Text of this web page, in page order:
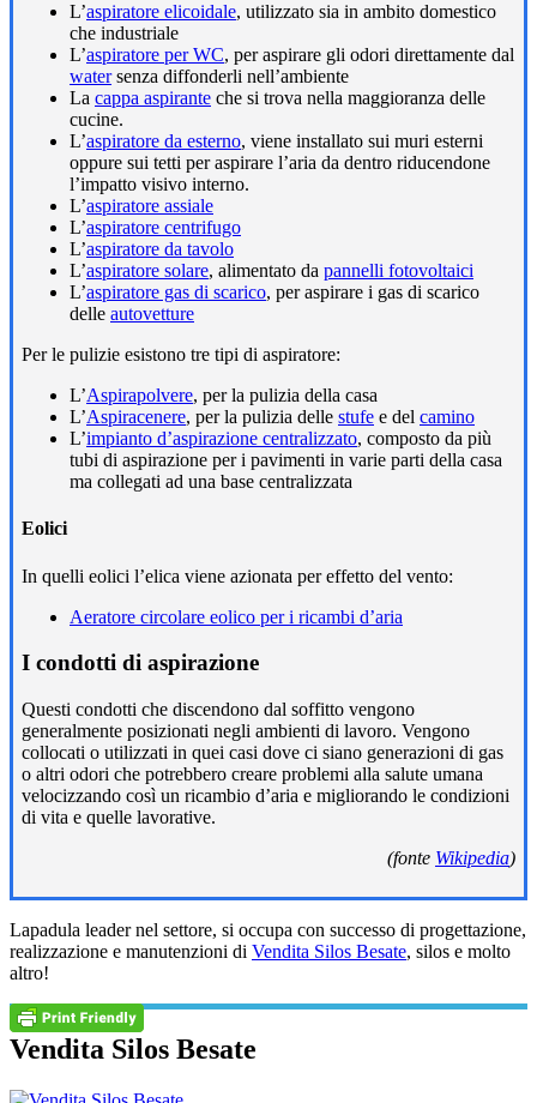
L’aspiratore elicoidale, utilizzato sia in ambito domestico
che industriale
L’aspiratore per WC, per aspirare gli odori direttamente dal
watersenza diffonderli nell’ambiente
La cappa aspirante che si trova nella maggioranza delle
cucine.
L’aspiratore da esterno, viene installato sui muri esterni
oppure sui tetti per aspirare l’aria da dentro riducendone
l’impatto visivo interno.
L’aspiratore assiale
L’aspiratore centrifugo
L’aspiratore da tavolo
L’aspiratore solare, alimentato da pannelli fotovoltaici
L’aspiratore gas di scarico, per aspirare i gas di scarico
delle autovetture
Per le pulizie esistono tre tipi di aspiratore:
L’Aspirapolvere, per la pulizia della casa
L’Aspiracenere, per la pulizia delle stufe e del camino
L’impianto d’aspirazione centralizzato, composto da più
tubi di aspirazione per i pavimenti in varie parti della casa
ma collegati ad una base centralizzata
Eolici
In quelli eolici l’elica viene azionata per effetto del vento:
Aeratore circolare eolico per i ricambi d’aria
I condotti di aspirazione
Questi condotti che discendono dal soffitto vengono
generalmente posizionati negli ambienti di lavoro. Vengono
collocati o utilizzati in quei casi dove ci siano generazioni di gas
o altri odori che potrebbero creare problemi alla salute umana
velocizzando così un ricambio d’aria e migliorando le condizioni
di vita e quelle lavorative.
(fonte Wikipedia)
Lapadula leader nel settore, si occupa con successo di progettazione,
realizzazione e manutenzioni di Vendita Silos Besate, silos e molto
altro!
Vendita Silos Besate